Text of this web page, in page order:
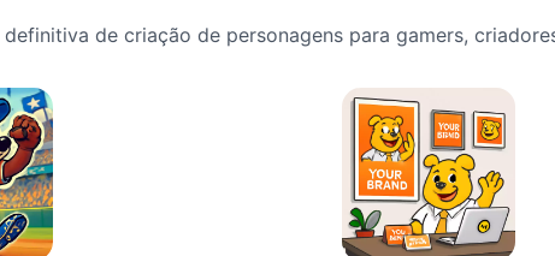
de criação de personagens para gamers,